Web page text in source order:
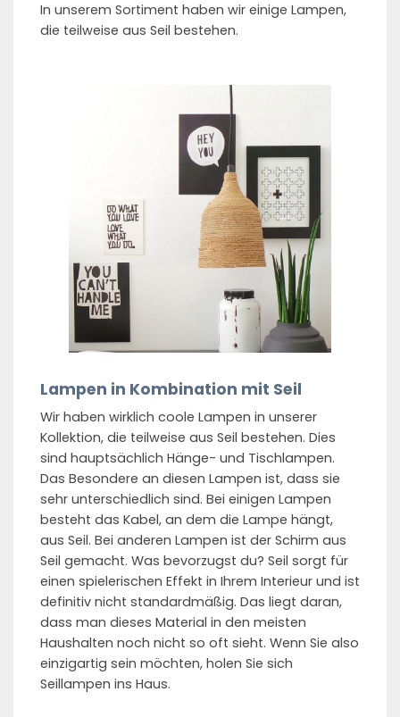
In unserem Sortiment haben wir einige Lampen,
die teilweise aus Seil bestehen.
Lampen in Kombination mit Seil
Wir haben wirklich coole Lampen in unserer
Kollektion, die teilweise aus Seil bestehen. Dies
sind hauptsächlich Hänge- und Tischlampen.
Das Besondere an diesen Lampen ist, dass sie
sehr unterschiedlich sind. Bei einigen Lampen
besteht das Kabel, an dem die Lampe hängt,
aus Seil. Bei anderen Lampen ist der Schirm aus
Seil gemacht. Was bevorzugst du? Seil sorgt für
einen spielerischen Effekt in Ihrem Interieur und ist
definitiv nicht standardmäßig. Das liegt daran,
dass man dieses Material in den meisten
Haushalten noch nicht so oft sieht. Wenn Sie also
einzigartig sein möchten, holen Sie sich
Seillampen ins Haus.